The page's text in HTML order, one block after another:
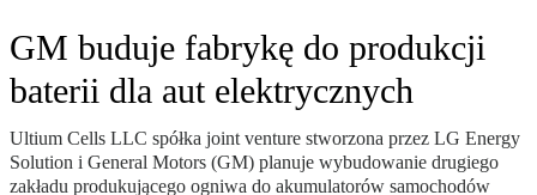
GM buduje fabrykę do produkcji
baterii dla aut elektrycznych
Ultium Cells LLC spółka joint venture stworzona przez LG Energy
Solution i General Motors (GM) planuje wybudowanie drugiego
zakładu produkującego ogniwa do akumulatorów samochodów